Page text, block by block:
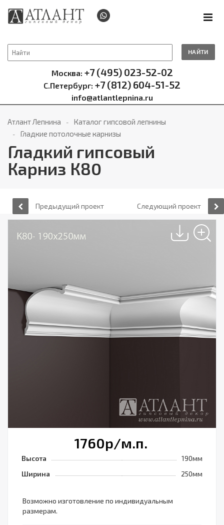
НАЙТИ
Москва: +7 (495) 023-52-02
С.Петербург: +7 (812) 604-51-52
info@atlantlepnina.ru
Атлант Лепнина
Каталог гипсовой лепнины
Гладкие потолочные карнизы
Гладкий гипсовый
Карниз К80
Предыдущий проект Следующий проект
1760р/м.п.
Высота
190мм
Ширина
250мм
Возможно изготовление по индивидуальным
размерам.